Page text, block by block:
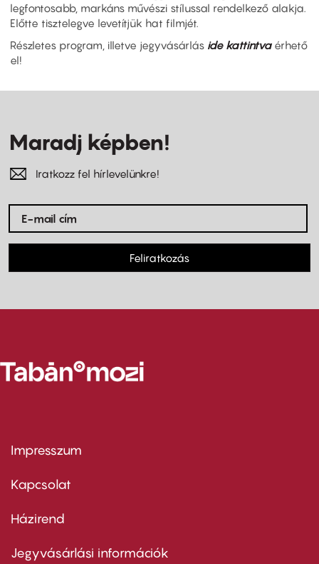
legfontosabb, markáns művészi stílussal rendelkező alakja.
Előtte tisztelegve levetítjük hat filmjét.
Részletes program, illetve jegyvásárlás ide kattintva érhető
el!
Maradj képben!
Iratkozz fel hírlevelünkre!
Feliratkozás
Footer
first
Impresszum
Kapcsolat
Footer
second
Házirend
Jegyvásárlási információk